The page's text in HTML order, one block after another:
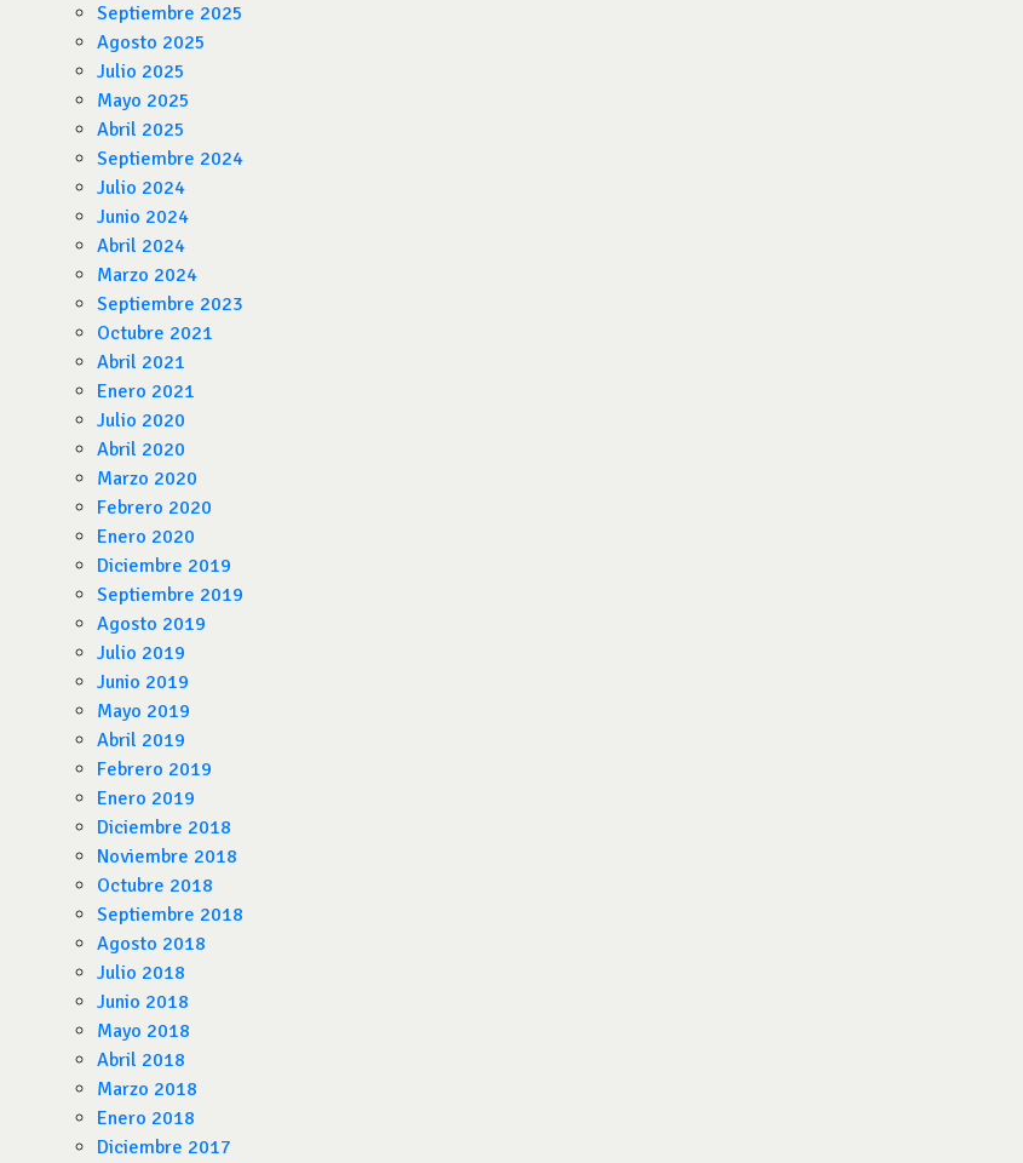
Septiembre 2025
Agosto 2025
Julio 2025
Mayo 2025
Abril 2025
Septiembre 2024
Julio 2024
Junio 2024
Abril 2024
Marzo 2024
Septiembre 2023
Octubre 2021
Abril 2021
Enero 2021
Julio 2020
Abril 2020
Marzo 2020
Febrero 2020
Enero 2020
Diciembre 2019
Septiembre 2019
Agosto 2019
Julio 2019
Junio 2019
Mayo 2019
Abril 2019
Febrero 2019
Enero 2019
Diciembre 2018
Noviembre 2018
Octubre 2018
Septiembre 2018
Agosto 2018
Julio 2018
Junio 2018
Mayo 2018
Abril 2018
Marzo 2018
Enero 2018
Diciembre 2017